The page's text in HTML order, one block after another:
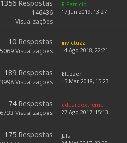
1356 Respostas
146436
Visualizações
R.Patricio
17 Jun 2019, 13:27
10 Respostas
5069Visualizações
invictuzz
14 Ago 2018, 22:21
189 Respostas
Visualizações
Bluzzer
15 Mar 2018, 15:23
74 Respostas
Visualizações
eduardextreme
27 Ago 2017, 15:13
175 Respostas
Jals